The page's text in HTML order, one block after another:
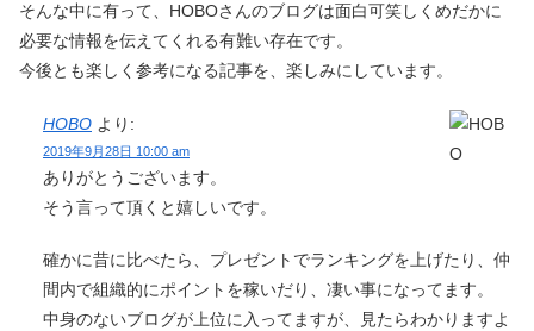
そんな中に有って、HOBOさんのブログは面白可笑しくめだかに
必要な情報を伝えてくれる有難い存在です。
今後とも楽しく参考になる記事を、楽しみにしています。
HOBO より:
2019年9月28日 10:00 am
ありがとうございます。
そう言って頂くと嬉しいです。
確かに昔に比べたら、プレゼントでランキングを上げたり、仲
間内で組織的にポイントを稼いだり、凄い事になってます。
中身のないブログが上位に入ってますが、見たらわかりますよ